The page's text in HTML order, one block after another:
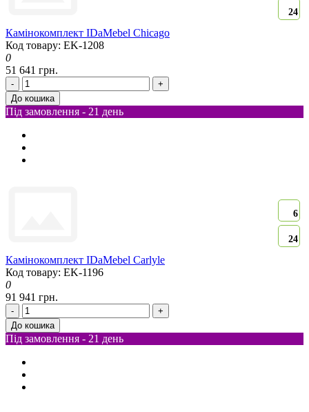
24
Камінокомплект IDaMebel Chicago
Код товару: EK-1208
0
51 641 грн.
-
+
До кошика
Під замовлення - 21 день
6
24
Камінокомплект IDaMebel Carlyle
Код товару: EK-1196
0
91 941 грн.
-
+
До кошика
Під замовлення - 21 день